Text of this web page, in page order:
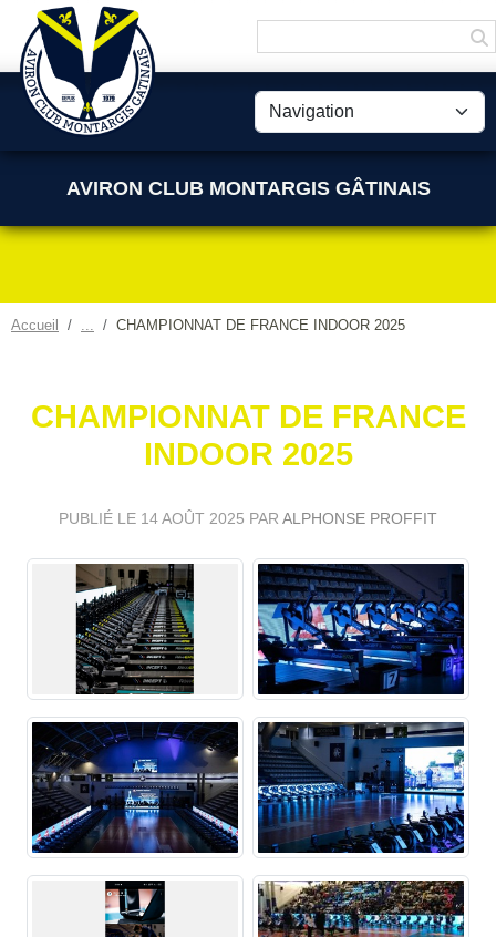
AVIRON CLUB MONTARGIS GÂTINAIS
Accueil CHAMPIONNAT DE FRANCE INDOOR 2025
CHAMPIONNAT DE FRANCE
INDOOR 2025
PUBLIÉ LE 14 AOÛT 2025 PAR ALPHONSE PROFFIT
Panneau de gestion des cookies